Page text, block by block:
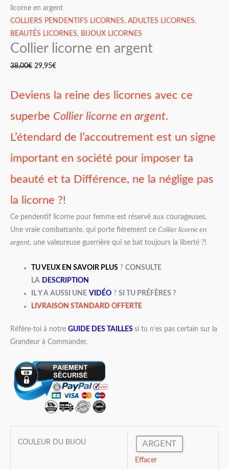
licorne en argent
COLLIERS PENDENTIFS LICORNES, ADULTES LICORNES,
BEAUTÉS LICORNES, BIJOUX LICORNES
Collier licorne en argent
38,00€ 29,95€
Deviens la reine des licornes avec ce
superbe Collier licorne en argent.
L’étendard de l’accoutrement est un signe
important en société pour imposer ta
beauté et ta Différence, ne la néglige pas
la licorne ?!
Ce pendentif licorne pour femme est réservé aux courageuses.
Une vraie combattante, qui porte fièrement ce Collier licorne en
argent, une valeureuse guerrière qui se bat toujours la liberté ?!
TU VEUX EN SAVOIR PLUS ?CONSULTE
LA DESCRIPTION
IL Y A AUSSI UNE VIDÉO ?SI TU PRÉFÈRES ?
LIVRAISON STANDARD OFFERTE
Réfère-toi à notre GUIDE DES TAILLES si tu n’es pas certain sur la
Grandeur à Commander.
COULEUR DU BIJOU ARGENT
Effacer